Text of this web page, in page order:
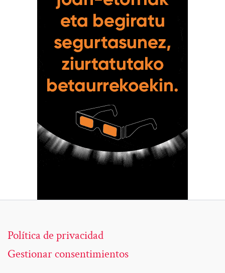
Política de privacidad
Gestionar consentimientos